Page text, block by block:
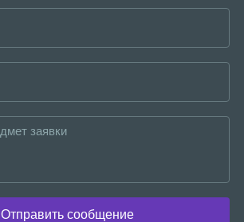
Отправить сообщение